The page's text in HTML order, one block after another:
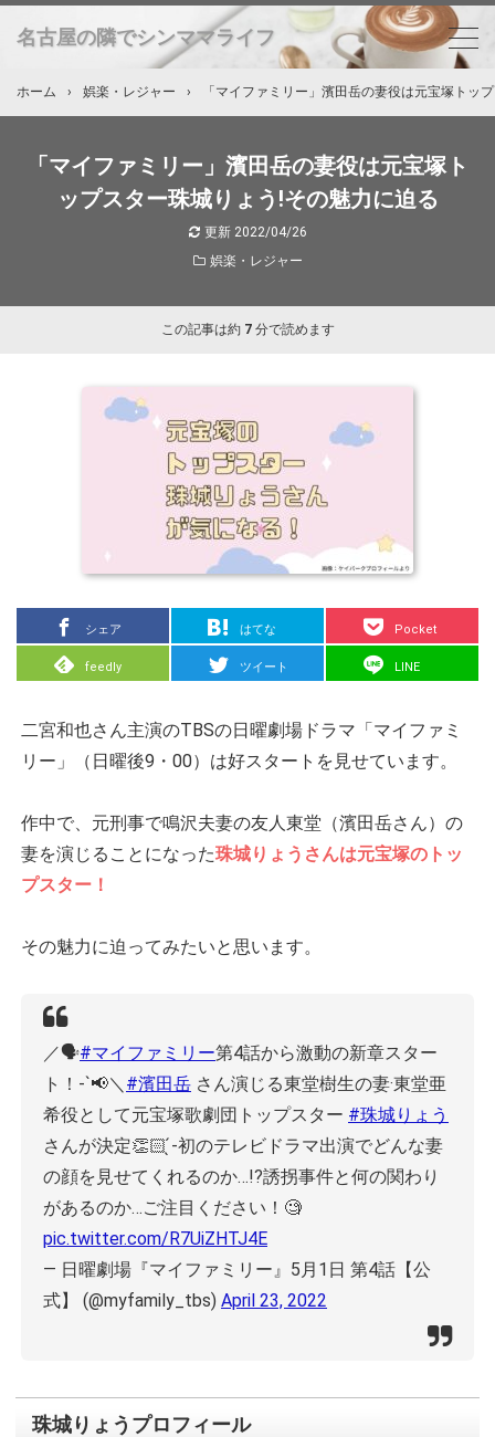
名古屋の隣でシンママライフ
ホーム › 娯楽・レジャー › 「マイファミリー」濱田岳の妻役は元宝塚トッ
「マイファミリー」濱田岳の妻役は元宝塚ト
ップスター珠城りょう!その魅力に迫る
更新 2022/04/26
娯楽・レジャー
この記事は約 7分で読めます
シェア はてな Pocket
feedly ツイート LINE
二宮和也さん主演のTBSの日曜劇場ドラマ「マイファミ
リー」（日曜後9・00）は好スタートを見せています。
作中で、元刑事で鳴沢夫妻の友人東堂（濱田岳さん）の
妻を演じることになった珠城りょうさんは元宝塚のトッ
プスター！
その魅力に迫ってみたいと思います。
／🗣#マイファミリー第4話から激動の新章スター
ト！-`📢＼ #濱田岳 さん演じる東堂樹生の妻·東堂亜
希役として元宝塚歌劇団トップスター #珠城りょう
さんが決定👏🏻 ̖́-初のテレビドラマ出演でどんな妻
の顔を見せてくれるのか…!?誘拐事件と何の関わり
があるのか…ご注目ください！🧐
pic.twitter.com/R7UiZHTJ4E
— 日曜劇場『マイファミリー』5月1日 第4話【公
式】 (@myfamily_tbs) April 23, 2022
珠城りょうプロフィール